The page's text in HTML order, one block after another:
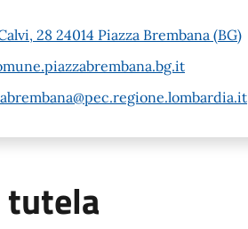
28 24014 Piazza Brembana (BG)